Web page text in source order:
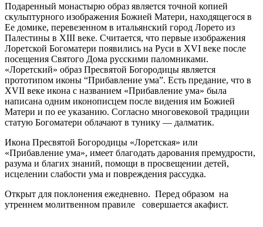
Подаренный монастырю образ является точной копией
скульптурного изображения Божией Матери, находящегося в
Ее домике, перевезенном в итальянский город Лорето из
Палестины в XIII веке. Считается, что первые изображения
Лоретской Богоматери появились на Руси в XVI веке после
посещения Святого Дома русскими паломниками.
«Лоретский» образ Пресвятой Богородицы является
прототипом иконы “Прибавление ума”. Есть предание, что в
XVII веке икона с названием «Прибавление ума» была
написана одним иконописцем после видения им Божией
Матери и по ее указанию. Согласно многовековой традиции
статую Богоматери облачают в тунику — далматик.
Икона Пресвятой Богородицы «Лоретская» или
«Прибавление ума», имеет благодать дарования премудрости,
разума и благих знаний, помощи в просвещении детей,
исцелении слабости ума и повреждения рассудка.
Открыт для поклонения ежедневно. Перед образом на
утреннем молитвенном правиле совершается акафист.